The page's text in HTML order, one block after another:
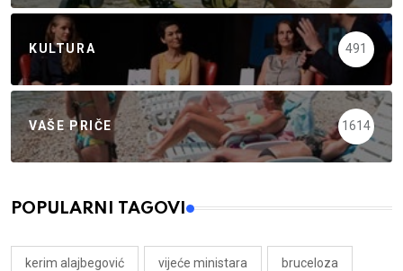
KULTURA 491
VAŠE PRIČE 1614
POPULARNI TAGOVI
kerim alajbegović vijeće ministara bruceloza